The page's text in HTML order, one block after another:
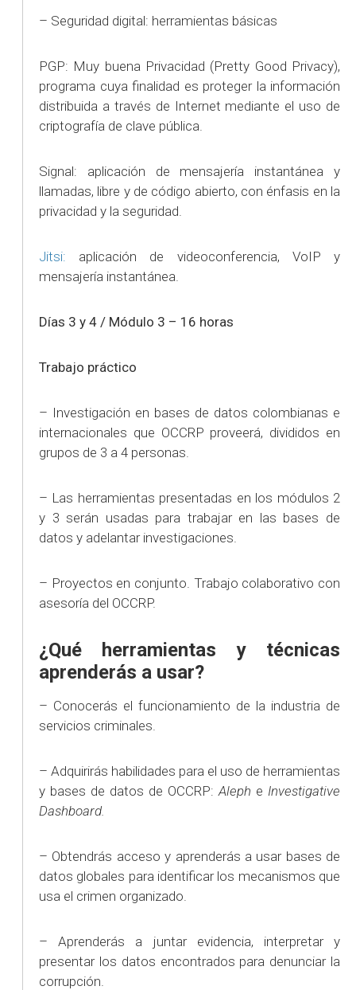
– Seguridad digital: herramientas básicas
PGP: Muy buena Privacidad (Pretty Good Privacy),
programa cuya finalidad es proteger la información
distribuida a través de Internet mediante el uso de
criptografía de clave pública.
Signal: aplicación de mensajería instantánea y
llamadas, libre y de código abierto, con énfasis en la
privacidad y la seguridad.​​
Jitsi: aplicación de videoconferencia, VoIP y
mensajería instantánea.
Días 3 y 4 / Módulo 3 – 16 horas
Trabajo práctico
– Investigación en bases de datos colombianas e
internacionales que OCCRP proveerá, divididos en
grupos de 3 a 4 personas.
– Las herramientas presentadas en los módulos 2
y 3 serán usadas para trabajar en las bases de
datos y adelantar investigaciones.
– Proyectos en conjunto. Trabajo colaborativo con
asesoría del OCCRP.
¿Qué herramientas y técnicas
aprenderás a usar?
– Conocerás el funcionamiento de la industria de
servicios criminales.
– Adquirirás habilidades para el uso de herramientas
y bases de datos de OCCRP: Aleph e Investigative
Dashboard.
– Obtendrás acceso y aprenderás a usar bases de
datos globales para identificar los mecanismos que
usa el crimen organizado.
– Aprenderás a juntar evidencia, interpretar y
presentar los datos encontrados para denunciar la
corrupción.